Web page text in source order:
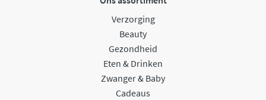
Verzorging
Beauty
Gezondheid
Eten & Drinken
Zwanger & Baby
Cadeaus